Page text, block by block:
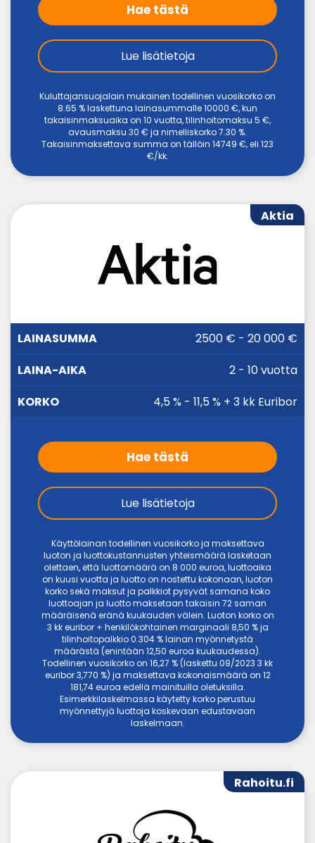
Hae tästä
Lue lisätietoja
Kuluttajansuojalain mukainen todellinen vuosikorko on
8.65 % laskettuna lainasummalle 10000 €, kun
takaisinmaksuaika on 10 vuotta, tilinhoitomaksu 5 €,
avausmaksu 30 € ja nimelliskorko 7.30 %.
Takaisinmaksettava summa on tällöin 14749 €, eli 123
€/kk.
Aktia
LAINASUMMA KORKO2500 € - 20 000 €
2 - 10 vuotta
4,5 % - 11,5 % + 3 kk Euribor
Hae tästä
Lue lisätietoja
Käyttölainan todellinen vuosikorko ja maksettava
luoton ja luottokustannusten yhteismäärä lasketaan
olettaen, että luottomäärä on 8 000 euroa, luottoaika
on kuusi vuotta ja luotto on nostettu kokonaan, luoton
korko sekä maksut ja palkkiot pysyvät samana koko
luottoajan ja luotto maksetaan takaisin 72 saman
määräisenä eränä kuukauden välein. Luoton korko on
3 kk euribor + henkilökohtainen marginaali 8,50 % ja
tilinhoitopalkkio 0.304 % lainan myönnetystä
määrästä (enintään 12,50 euroa kuukaudessa).
Todellinen vuosikorko on 16,27 % (laskettu 09/2023 3 kk
euribor 3,770 %) ja maksettava kokonaismäärä on 12
181,74 euroa edellä mainituilla oletuksilla.
Esimerkkilaskelmassa käytetty korko perustuu
myönnettyjä luottoja koskevaan edustavaan
laskelmaan.
Rahoitu.fi